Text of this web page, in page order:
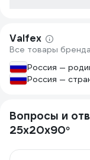
Valfex
Все товары бренда
Россия —
Россия —
Вопросы и
25х20х90°